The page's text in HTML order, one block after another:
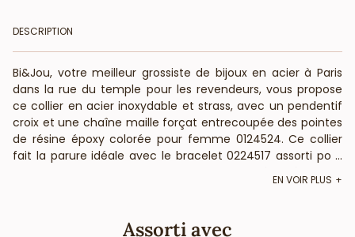
DESCRIPTION
Bi&Jou, votre meilleur grossiste de bijoux en acier à Paris
dans la rue du temple pour les revendeurs, vous propose
ce collier en acier inoxydable et strass, avec un pendentif
croix et une chaîne maille forçat entrecoupée des pointes
de résine époxy colorée pour femme 0124524. Ce collier
fait la parure idéale avec le bracelet 0224517 assorti pour
collier est d’environ 39 cm. La longueur de ce collier en
fermoir mousqueton. BietJou Paris, votre fournisseur
...
EN VOIR PLUS
Assorti avec